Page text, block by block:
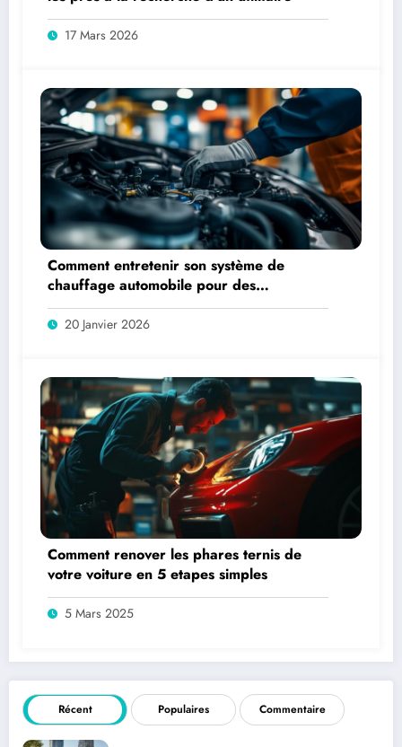
17 Mars 2026
Comment entretenir son système de
chauffage automobile pour des
performances optimales
20 Janvier 2026
Comment renover les phares ternis de
votre voiture en 5 etapes simples
5 Mars 2025
Récent Populaires Commentaire